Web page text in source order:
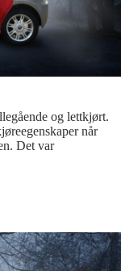
og lettkjørt.
når
Det var